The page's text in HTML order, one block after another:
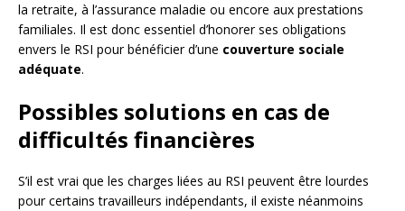
la retraite, à l’assurance maladie ou encore aux prestations
familiales. Il est donc essentiel d’honorer ses obligations
envers le RSI pour bénéficier d’une couverture sociale
adéquate.
Possibles solutions en cas de
difficultés financières
S’il est vrai que les charges liées au RSI peuvent être lourdes
pour certains travailleurs indépendants, il existe néanmoins